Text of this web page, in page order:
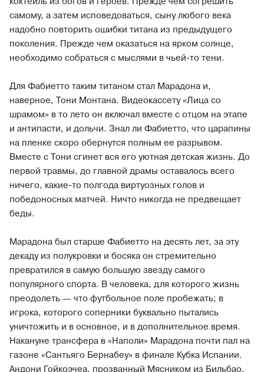
самому, а затем исповедоваться, сыну любого века
надобно повторить ошибки титана из предыдущего
поколения. Прежде чем оказаться на ярком солнце,
необходимо собраться с мыслями в чьей-то тени.
Для Фабиетто таким титаном стал Марадона и,
наверное, Тони Монтана. Видеокассету «Лица со
шрамом» в то лето он включал вместе с отцом на этапе
и антипасти, и дольчи. Знал ли Фабиетто, что царапины
на пленке скоро обернутся полным ее разрывом.
Вместе с Тони сгинет вся его уютная детская жизнь. До
первой травмы, до главной драмы оставалось всего
ничего, какие-то полгода виртуозных голов и
победоносных матчей. Ничто никогда не предвещает
беды.
Марадона был старше Фабиетто на десять лет, за эту
декаду из полукровки и босяка он стремительно
превратился в самую большую звезду самого
популярного спорта. В человека, для которого жизнь
преодолеть — что футбольное поле пробежать; в
игрока, которого соперники буквально пытались
уничтожить и в основное, и в дополнительное время.
Накануне трансфера в «Наполи» Марадона почти пал на
газоне «Сантьяго Бернабеу» в финале Кубка Испании.
Андони Гойкоэчеа, прозванный Мясником из Бильбао,